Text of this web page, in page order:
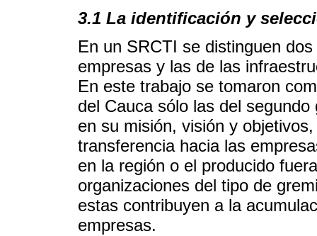
3.1 La identificación y
En un SRCTI se distinguen
empresas y las de las
En este trabajo se tomaron
del Cauca sólo las del
en su misión, visión y
transferencia hacia las
en la región o el producido
organizaciones del tipo de
estas contribuyen a la
empresas.